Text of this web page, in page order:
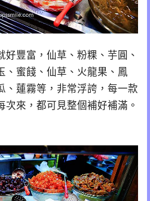
豐富，仙草、粉粿、芋圓、
、蜜餞、仙草、火龍果、鳳
、蓮霧等，非常浮誇，每一款
次來，都可見整個補好補滿。